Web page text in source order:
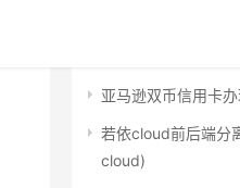
亚马逊双币信用卡
若依cloud前后端分
cloud)